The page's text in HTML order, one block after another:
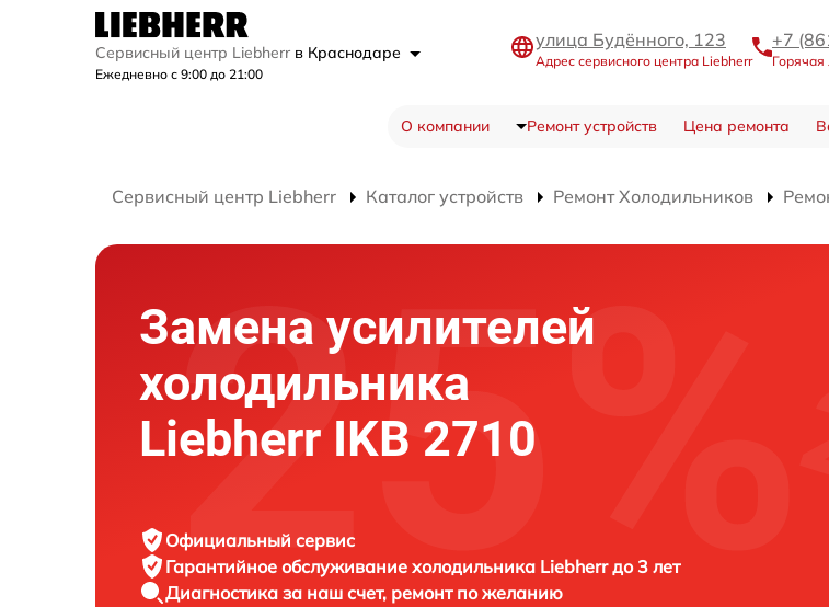
Сервисный центр Liebherr в Краснодаре
Ежедневно с 9:00 до 21:00
улица Будённого, 123
Адрес сервисного центра Liebherr
+7
Горячая
О компании Ремонт устройств Цена ремонта
Сервисный центр Liebherr Каталог устройств Ремонт Холодильников
Замена усилителей
холодильника
Liebherr IKB 2710
Официальный сервис
Гарантийное обслуживание холодильника Liebherr до 3 лет
Диагностика за наш счет, ремонт по желанию